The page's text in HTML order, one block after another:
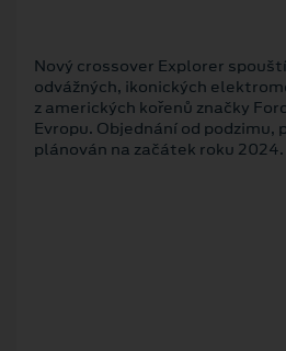
Nový crossover Explorer
odvážných, ikonických
z amerických kořenů značky
Evropu. Objednání od podzimu,
plánován na začátek roku 2024.